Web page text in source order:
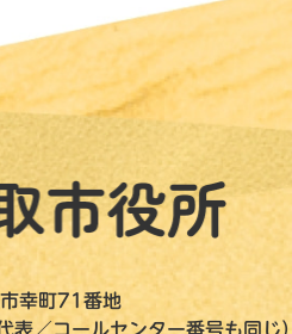
幸町71番地
／コールセンター番号も同じ）